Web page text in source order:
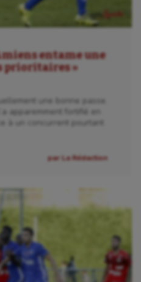
entame une
prioritaires »
une bonne passe.
apparemment fortifié en
à un concurrent pourtant
par La Rédaction